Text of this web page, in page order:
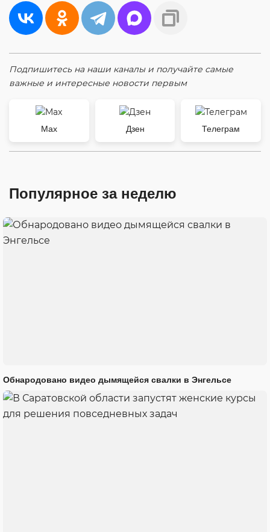
Подпишитесь на наши каналы и получайте самые
важные и интересные новости первым
Max Дзен Телеграм
Популярное за неделю
Обнародовано видео дымящейся свалки в Энгельсе